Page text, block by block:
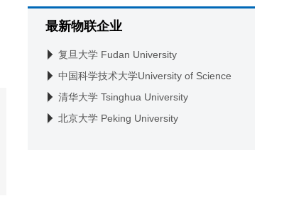
最新物联企业
复旦大学 Fudan University
中国科学技术大学University of Science
and Technology of China
清华大学 Tsinghua University
北京大学 Peking University